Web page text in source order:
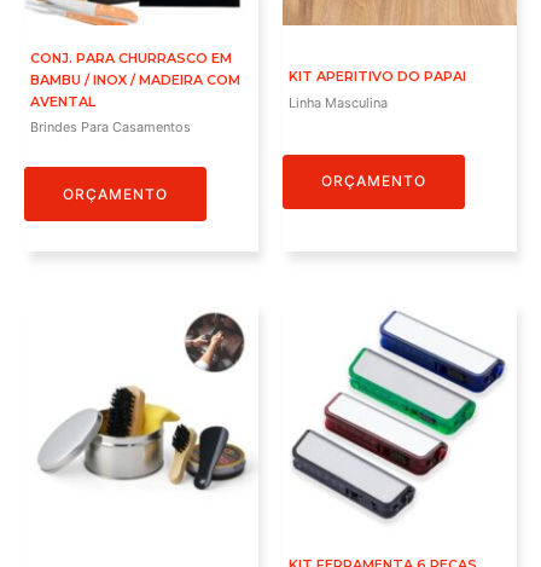
CONJ. PARA CHURRASCO EM
BAMBU / INOX / MADEIRA COM
AVENTAL
Brindes Para Casamentos
ORÇAMENTO
KIT APERITIVO DO PAPAI
Linha Masculina
ORÇAMENTO